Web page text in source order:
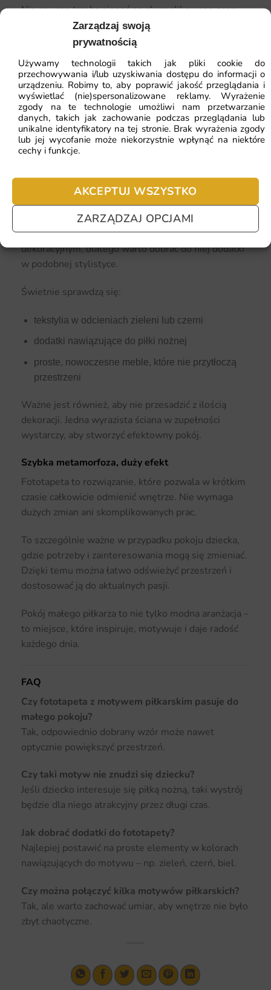
Zarządzaj swoją
prywatnością
Używamy technologii takich jak pliki cookie do
przechowywania i/lub uzyskiwania dostępu do informacji o
urządzeniu. Robimy to, aby poprawić jakość przeglądania i
wyświetlać (nie)spersonalizowane reklamy. Wyrażenie
zgody na te technologie umożliwi nam przetwarzanie
danych, takich jak zachowanie podczas przeglądania lub
unikalne identyfikatory na tej stronie. Brak wyrażenia zgody
lub jej wycofanie może niekorzystnie wpłynąć na niektóre
cechy i funkcje.
AKCEPTUJ WSZYSTKO
ZARZĄDZAJ OPCJAMI
Nie zawsze trzeba sięgać po skomplikowane sceny.
Czasami najlepszym wyborem jest prosty, ale
wyrazisty motyw.
Fototapeta „Piłka nożna
” to klasyczne rozwiązanie,
które pasuje do każdego wnętrza. Dzięki
uniwersalnej formie łatwo dopasować ją do różnych
kolorów ścian i mebli.
To idealna opcja dla osób, które chcą stworzyć
sportowy klimat, ale jednocześnie zachować
Jak stworzyć spójny pokój małego piłkarza?
Kluczem do udanej aranżacji jest równowaga.
Fototapeta powinna być głównym elementem
dekoracyjnym, dlatego warto dobrać do niej dodatki
w podobnej stylistyce.
Świetnie sprawdzą się:
tekstylia w odcieniach zieleni lub czerni
dodatki nawiązujące do piłki nożnej
proste, nowoczesne meble, które nie przytłoczą
przestrzeni
Ważne jest również, aby nie przesadzić z ilością
dekoracji. Jedna wyrazista ściana w zupełności
wystarczy, aby stworzyć efektowny pokój.
Szybka metamorfoza, duży efekt
Fototapeta to rozwiązanie, które pozwala w krótkim
czasie całkowicie odmienić wnętrze. Nie wymaga
dużych zmian ani skomplikowanych prac.
To szczególnie ważne w przypadku pokoju dziecka,
gdzie potrzeby i zainteresowania mogą się zmieniać.
Dzięki temu można łatwo odświeżyć przestrzeń i
dostosować ją do aktualnych pasji.
Pokój małego piłkarza to nie tylko modna aranżacja –
to miejsce, które inspiruje, motywuje i daje radość
każdego dnia.
FAQ
Czy fototapeta z motywem piłkarskim pasuje do
małego pokoju?
Tak, odpowiednio dobrany wzór może nawet
optycznie powiększyć przestrzeń.
Czy taki motyw nie znudzi się dziecku?
Jeśli dziecko interesuje się piłką nożną, taki wystrój
będzie dla niego atrakcyjny przez długi czas.
Jak dobrać dodatki do fototapety?
Najlepiej postawić na proste elementy w kolorach
nawiązujących do motywu – np. zieleń, czerń, biel.
Czy można połączyć kilka motywów piłkarskich?
Tak, ale warto zachować umiar, aby wnętrze nie było
zbyt chaotyczne.